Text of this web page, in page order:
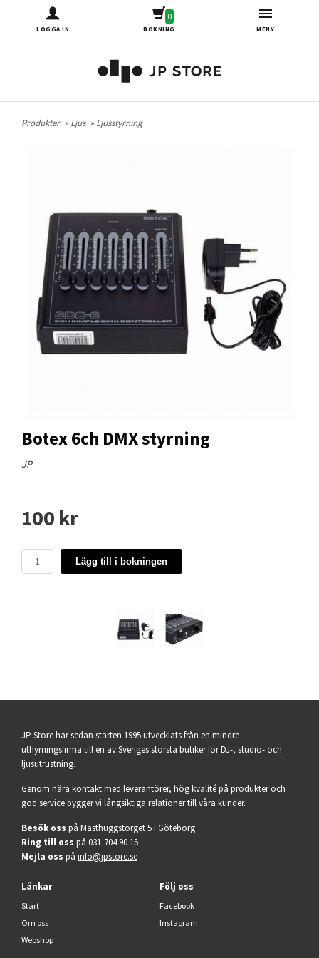
LOGGA IN
0
BOKNING MENY
Produkter » Ljus » Ljusstyrning
Botex 6ch DMX styrning
JP
100 kr
Lägg till i bokningen
JP Store har sedan starten 1995 utvecklats från en mindre
uthyrningsfirma till en av Sveriges största butiker för DJ-, studio- och
ljusutrustning.
Genom nära kontakt med leverantörer, hög kvalité på produkter och
god service bygger vi långsiktiga relationer till våra kunder.
Besök oss på Masthuggstorget 5 i Göteborg
Ring till oss på 031-704 90 15
Mejla oss på info@jpstore.se
Länkar
Start
Om oss
Webshop
Följ oss
Facebook
Instagram